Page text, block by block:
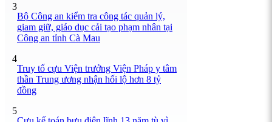
3
Bộ Công an kiểm tra công tác quản lý,
giam giữ, giáo dục cải tạo phạm nhân tại
Công an tỉnh Cà Mau
4
Truy tố cựu Viện trưởng Viện Pháp y tâm
thần Trung ương nhận hối lộ hơn 8 tỷ
đồng
5